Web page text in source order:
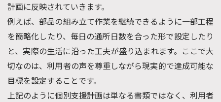
計画に反映されていきます。
例えば、部品の組み立て作業を継続できるように一部工程
を簡略化したり、毎日の通所日数を合った形で設定したり
と、実際の生活に沿った工夫が盛り込まれます。ここで大
切なのは、利用者の声を尊重しながら現実的で達成可能な
目標を設定することです。
上記のように個別支援計画は単なる書類ではなく、利用者